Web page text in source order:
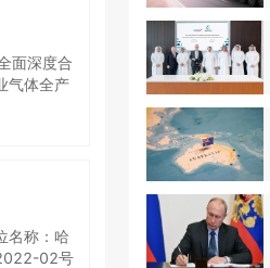
环氦回
面深度合
气体全产
念一
项目，
端管控-
作业配套
名称：哈
02号